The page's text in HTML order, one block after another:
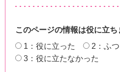
このページの情報は役に立ち
1：役に立った
2：ふつ
3：役に立たなかった